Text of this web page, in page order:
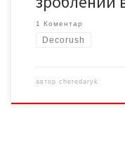
1 Коментар
Decorush
автор cheredaryk